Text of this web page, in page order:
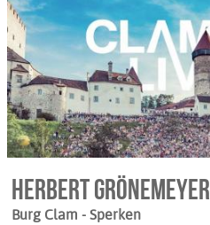
Herbert Grönemeyer
Burg Clam - Sperken